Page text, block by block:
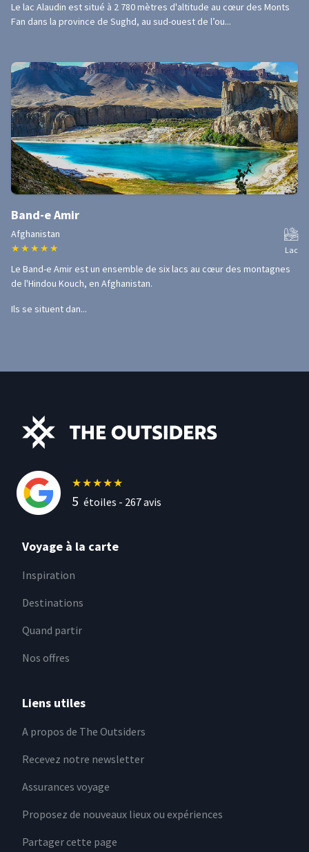
Le lac Alaudin est situé à 2 780 mètres d'altitude au cœur des Monts
Fan dans la province de Sughd, au sud-ouest de l’ou...
Band-e Amir
Afghanistan
★ ★ ★ ★ ★ Lac
Le Band-e Amir est un ensemble de six lacs au cœur des montagnes
de l'Hindou Kouch, en Afghanistan.
Ils se situent dan...
★★★★★
5 étoiles - 267avis
Voyage à la carte
Inspiration
Destinations
Quand partir
Nos offres
Liens utiles
A propos de The Outsiders
Recevez notre newsletter
Assurances voyage
Proposez de nouveaux lieux ou expériences
Partager cette page